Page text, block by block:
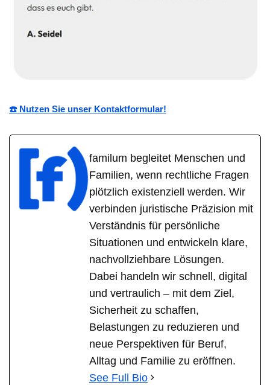
☎️ Nutzen Sie unser Kontaktformular!
familum begleitet Menschen und
Familien, wenn rechtliche Fragen
plötzlich existenziell werden. Wir
verbinden juristische Präzision mit
Verständnis für persönliche
Situationen und entwickeln klare,
nachvollziehbare Lösungen.
Dabei handeln wir schnell, digital
und vertraulich – mit dem Ziel,
Sicherheit zu schaffen,
Belastungen zu reduzieren und
neue Perspektiven für Beruf,
Alltag und Familie zu eröffnen.
See Full Bio